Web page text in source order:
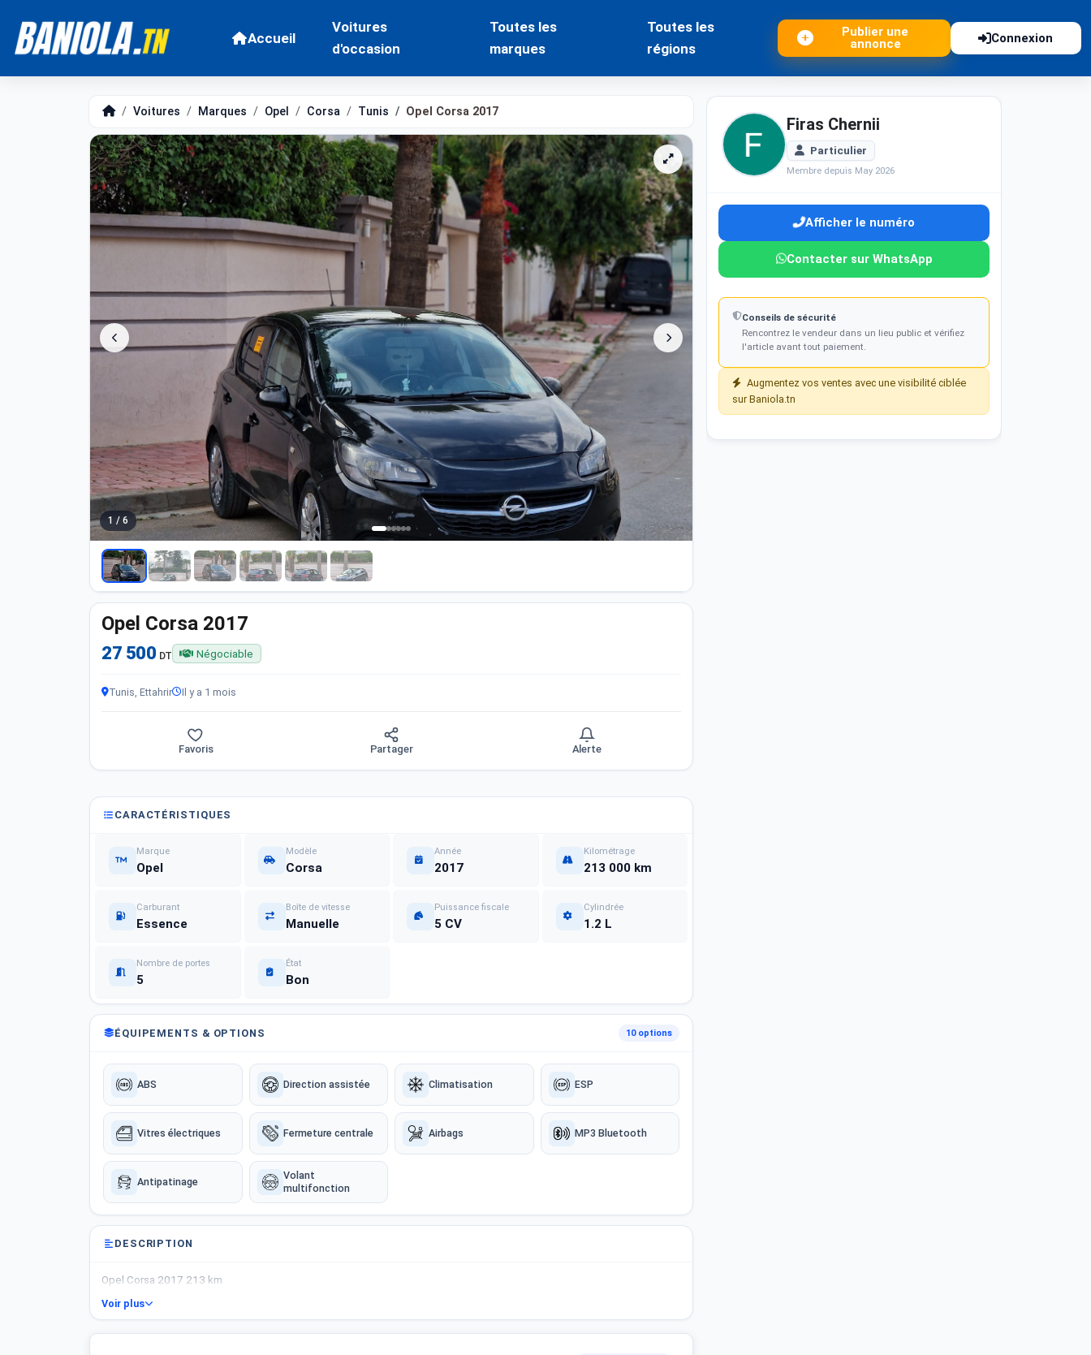
Accueil
Voitures
d'occasion
Toutes les
marques
Toutes les
régions
Publier une
annonce
Connexion
Voitures Marques Opel Corsa Tunis Opel Corsa 2017
1 / 6
Opel Corsa 2017
27 500 DT Négociable
Tunis, Ettahrir Il y a 1 mois
Favoris Partager Alerte
CARACTÉRISTIQUES
Marque
Opel
Modèle
Corsa
Année
2017
Kilométrage
213 000 km
Carburant
Essence
Boîte de vitesse
Manuelle
Puissance fiscale
5 CV
Cylindrée
1.2 L
Nombre de portes
5
État
Bon
ÉQUIPEMENTS & OPTIONS 10 options
ABS Direction assistée Climatisation ESP
Vitres électriques Fermeture centrale Airbags MP3 Bluetooth
Antipatinage
Volant
multifonction
DESCRIPTION
Opel Corsa 2017 213 km
Voir plus
Firas Chernii
Particulier
Membre depuis May 2026
Afficher le numéro
Contacter sur WhatsApp
Conseils de sécurité
Rencontrez le vendeur dans un lieu public et vérifiez
l'article avant tout paiement.
Augmentez vos ventes avec une visibilité ciblée
sur Baniola.tn